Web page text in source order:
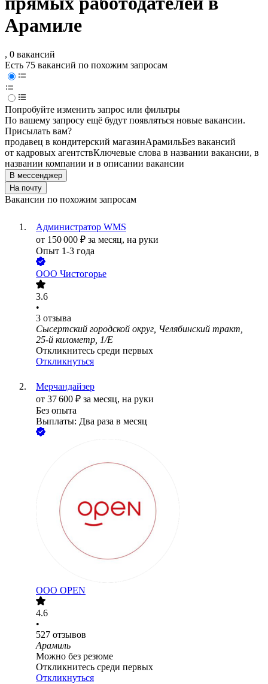
Арамиле
, 0 вакансий
Есть 75 вакансий по похожим запросам
Попробуйте изменить запрос или фильтры
По вашему запросу ещё будут появляться новые вакансии.
Присылать вам?
продавец в кондитерский магазинАрамильБез вакансий
от кадровых агентствКлючевые слова в названии вакансии, в
названии компании и в описании вакансии
В мессенджер
На почту
Вакансии по похожим запросам
Администратор WMS
от 150 000 ₽ за месяц, на руки
Опыт 1-3 года
ООО Чистогорье
3.6
•
3 отзыва
Сысертский городской округ, Челябинский тракт,
25-й километр, 1/Е
Откликнитесь среди первых
Откликнуться
Мерчандайзер
от 37 600 ₽ за месяц, на руки
Без опыта
Выплаты: Два раза в месяц
ООО OPEN
4.6
•
527 отзывов
Арамиль
Можно без резюме
Откликнитесь среди первых
Откликнуться